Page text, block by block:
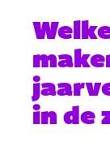
in de